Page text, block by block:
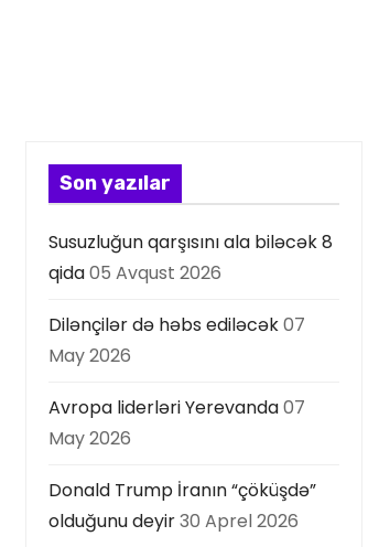
Son yazılar
Susuzluğun qarşısını ala biləcək 8
qida05 Avqust 2026
Dilənçilər də həbs ediləcək07
May 2026
Avropa liderləri Yerevanda07
May 2026
Donald Trump İranın “çöküşdə”
olduğunu deyir30 Aprel 2026